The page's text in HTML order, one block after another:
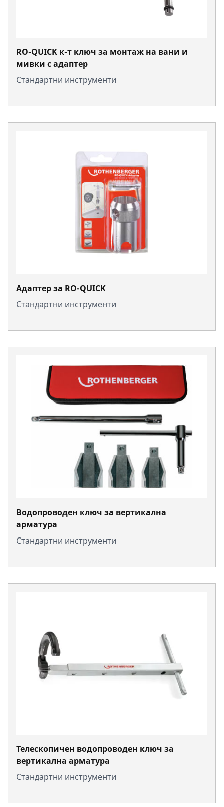
RO-QUICK к-т ключ за монтаж на вани и
мивки с адаптер
Стандартни инструменти
Адаптер за RO-QUICK
Стандартни инструменти
Водопроводен ключ за вертикална
арматура
Стандартни инструменти
Телескопичен водопроводен ключ за
вертикална арматура
Стандартни инструменти